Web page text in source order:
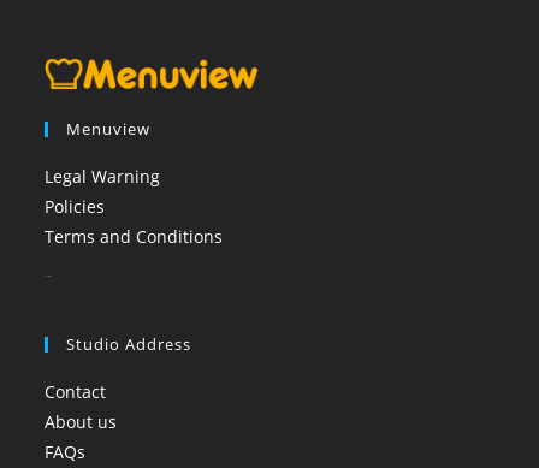
Menuview
Legal Warning
Policies
Terms and Conditions
Studio Address
Contact
About us
FAQs